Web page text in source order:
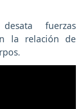
fuerzas
la relación de